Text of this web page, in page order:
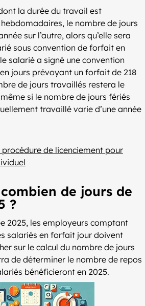
la durée du travail est
le nombre de jours
sur l’autre, alors qu’elle sera
sous convention de forfait en
salarié a signé une convention
jours prévoyant un forfait de 218
de jours travaillés restera le
si le nombre de jours fériés
travaillé varie d’une année
de licenciement pour
de jours de
?
2025, les employeurs comptant
salariés en forfait jour doivent
sur le calcul du nombre de jours
de déterminer le nombre de repos
bénéficieront en 2025.